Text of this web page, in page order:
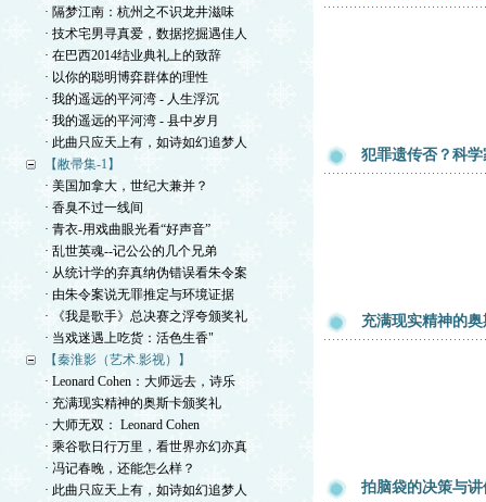
· 隔梦江南：杭州之不识龙井滋味
· 技术宅男寻真爱，数据挖掘遇佳人
· 在巴西2014结业典礼上的致辞
· 以你的聪明博弈群体的理性
· 我的遥远的平河湾 - 人生浮沉
· 我的遥远的平河湾 - 县中岁月
· 此曲只应天上有，如诗如幻追梦人
【敝帚集-1】
· 美国加拿大，世纪大兼并？
· 香臭不过一线间
· 青衣-用戏曲眼光看“好声音”
· 乱世英魂--记公公的几个兄弟
· 从统计学的弃真纳伪错误看朱令案
· 由朱令案说无罪推定与环境证据
· 《我是歌手》总决赛之浮夸颁奖礼
· 当戏迷遇上吃货：活色生香"
【秦淮影（艺术.影视）】
· Leonard Cohen：大师远去，诗乐
· 充满现实精神的奥斯卡颁奖礼
· 大师无双： Leonard Cohen
· 乘谷歌日行万里，看世界亦幻亦真
· 冯记春晚，还能怎么样？
· 此曲只应天上有，如诗如幻追梦人
犯罪遗传否？科
充满现实精神的
拍脑袋的决策与